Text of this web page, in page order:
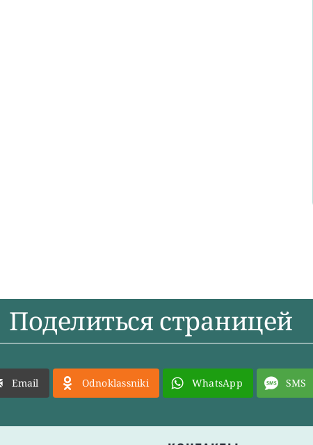
Поделиться страницей
Email Odnoklassniki WhatsApp SMS